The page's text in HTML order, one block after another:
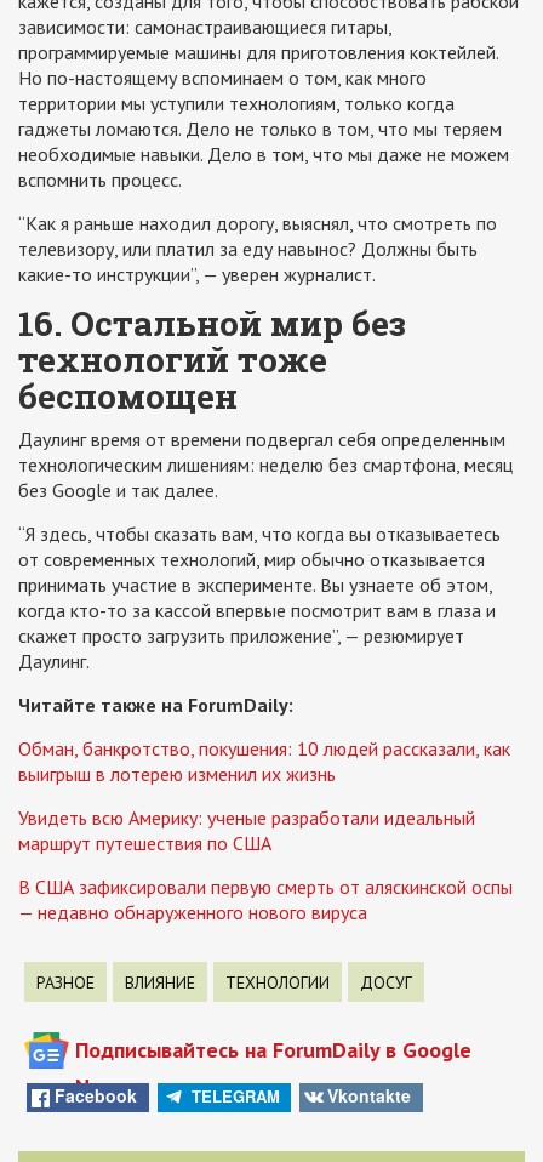
зависимости: самонастраивающиеся гитары,
программируемые машины для приготовления коктейлей.
Но по-настоящему вспоминаем о том, как много
территории мы уступили технологиям, только когда
гаджеты ломаются. Дело не только в том, что мы теряем
необходимые навыки. Дело в том, что мы даже не можем
вспомнить процесс.
“Как я раньше находил дорогу, выяснял, что смотреть по
телевизору, или платил за еду навынос? Должны быть
какие-то инструкции”, — уверен журналист.
16. Остальной мир без
технологий тоже
беспомощен
Даулинг время от времени подвергал себя определенным
технологическим лишениям: неделю без смартфона, месяц
без Google и так далее.
“Я здесь, чтобы сказать вам, что когда вы отказываетесь
от современных технологий, мир обычно отказывается
принимать участие в эксперименте. Вы узнаете об этом,
когда кто-то за кассой впервые посмотрит вам в глаза и
скажет просто загрузить приложение”, — резюмирует
Даулинг.
Читайте также на ForumDaily:
Обман, банкротство, покушения: 10 людей рассказали, как
выигрыш в лотерею изменил их жизнь
Увидеть всю Америку: ученые разработали идеальный
маршрут путешествия по США
В США зафиксировали первую смерть от аляскинской оспы
— недавно обнаруженного нового вируса
РАЗНОЕ ВЛИЯНИЕ ТЕХНОЛОГИИ ДОСУГ
Подписывайтесь на ForumDaily в Google
News
Facebook TELEGRAM Vkontakte